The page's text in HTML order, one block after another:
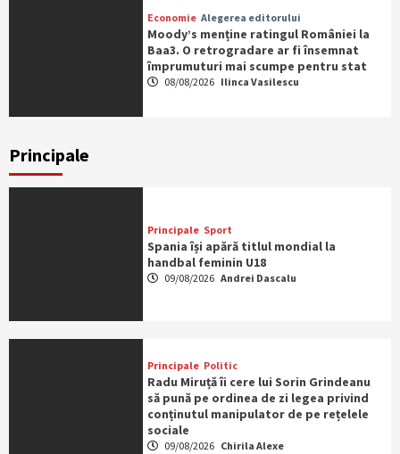
Economie Alegerea editorului
Moody’s menține ratingul României la
Baa3. O retrogradare ar fi însemnat
împrumuturi mai scumpe pentru stat
08/08/2026 Ilinca Vasilescu
Principale
Principale Sport
Spania își apără titlul mondial la
handbal feminin U18
09/08/2026 Andrei Dascalu
Principale Politic
Radu Miruță îi cere lui Sorin Grindeanu
să pună pe ordinea de zi legea privind
conținutul manipulator de pe rețelele
sociale
09/08/2026 Chirila Alexe